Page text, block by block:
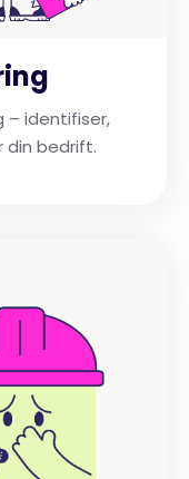
– identifiser,
din bedrift.